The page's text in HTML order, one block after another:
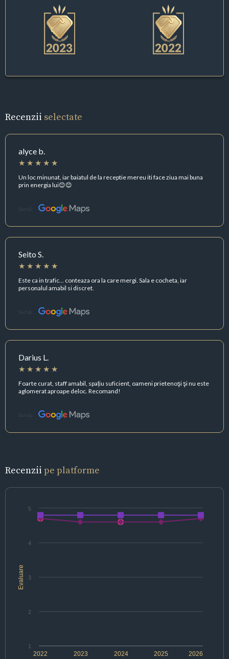
Recenzii selectate
alyce b.
Un loc minunat, iar baiatul de la receptie mereu iti face ziua mai buna
prin energia lui😊😊
Sursă:
Seito S.
Este ca in trafic... conteaza ora la care mergi. Sala e cocheta, iar
personalul amabil si discret.
Sursă:
Darius L.
Foarte curat, staff amabil, spațiu suficient, oameni prietenoşi şi nu este
aglomerat aproape deloc. Recomand!
Sursă:
Recenzii pe platforme
Evaluare
2022 2024 2026
2023 2025
1
2
3
4
5